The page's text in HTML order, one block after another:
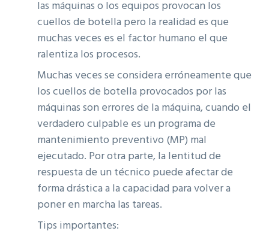
las máquinas o los equipos provocan los
cuellos de botella pero la realidad es que
muchas veces es el factor humano el que
ralentiza los procesos.
Muchas veces se considera erróneamente que
los cuellos de botella provocados por las
máquinas son errores de la máquina, cuando el
verdadero culpable es un programa de
mantenimiento preventivo (MP) mal
ejecutado. Por otra parte, la lentitud de
respuesta de un técnico puede afectar de
forma drástica a la capacidad para volver a
poner en marcha las tareas.
Tips importantes: